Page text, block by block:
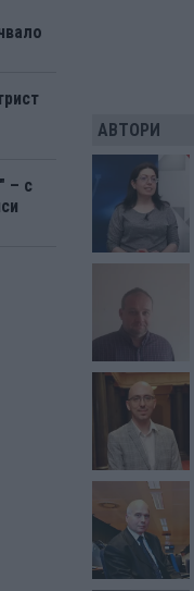
– с
АВТОРИ